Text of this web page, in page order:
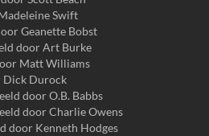
Swift
Geanette Bobst
door Art Burke
Matt Williams
Dick Durock
door O.B. Babbs
door Charlie Owens
door Kenneth Hodges